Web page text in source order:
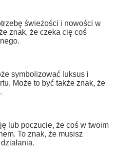
świeżości i nowości w
znak, że czeka cię coś
symbolizować luksus i
Może to być także znak, że
lub poczucie, że coś w twoim
To znak, że musisz